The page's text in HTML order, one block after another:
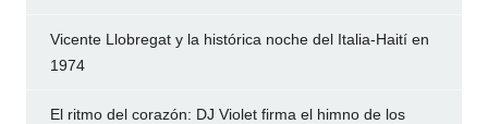
Vicente Llobregat y la histórica noche del Italia-Haití en
1974
El ritmo del corazón: DJ Violet firma el himno de los